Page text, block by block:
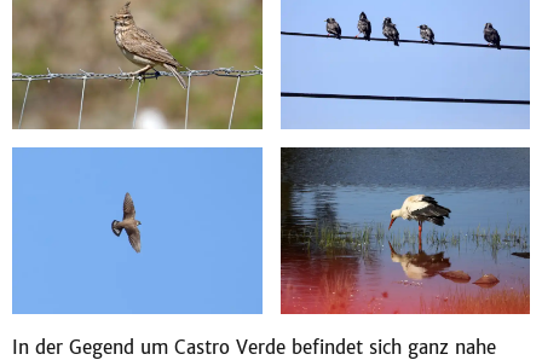
In der Gegend um Castro Verde befindet sich ganz nahe